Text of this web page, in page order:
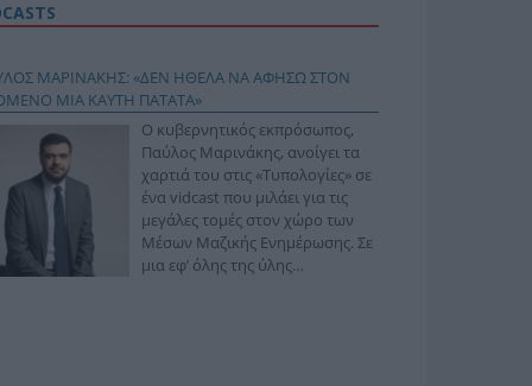
ΜΑΡΙΝΑΚΗΣ: «ΔΕΝ ΗΘΕΛΑ ΝΑ ΑΦΗΣΩ ΣΤΟΝ
ΜΙΑ ΚΑΥΤΗ ΠΑΤΑΤΑ»
Ο κυβερνητικός εκπρόσωπος,
Παύλος Μαρινάκης, ανοίγει τα
χαρτιά του στις «Τυπολογίες» σε
ένα vidcast που μιλάει για τις
μεγάλες τομές στον χώρο των
Μέσων Μαζικής Ενημέρωσης. Σε
μια εφ’ όλης της ύλης